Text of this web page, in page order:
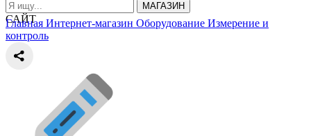
МАГАЗИН
САЙТ
Главная Интернет-магазин Оборудование Измерение и
контроль